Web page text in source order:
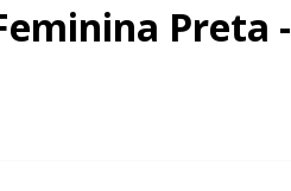
Preta -